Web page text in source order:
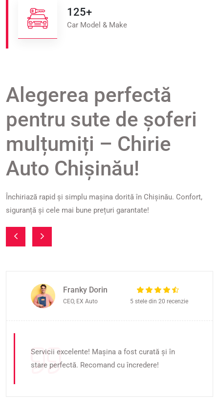
125+
Car Model & Make
Alegerea perfectă
pentru sute de șoferi
mulțumiți – Chirie
Auto Chișinău!
Închiriază rapid și simplu mașina dorită în Chișinău. Confort,
siguranță și cele mai bune prețuri garantate!
Franky Dorin
CEO, EX Auto 5 stele din 20 recenzie
Servicii excelente! Mașina a fost curată și în
stare perfectă. Recomand cu încredere!